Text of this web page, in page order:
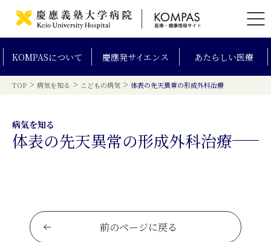
KOMPASについて 慶應発サイエンス あたらしい医療
TOP > 病気を知る > こどもの病気 > 体表の先天異常の形成外科治療
病気を知る
体表の先天異常の形成外科治療
前のページに戻る